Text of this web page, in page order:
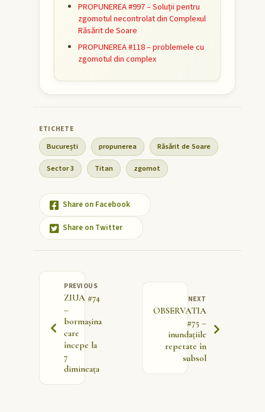
PROPUNEREA #997 – Soluții pentru
zgomotul necontrolat din Complexul
Răsărit de Soare
PROPUNEREA #118 – problemele cu
zgomotul din complex
București propunerea Răsărit de Soare
Sector 3 Titan zgomot
Share on Facebook
Share on Twitter
PREVIOUS
ZIUA #74
–
bormașina
care
începe la
7
dimineața
NEXT
OBSERVATIA
#75 –
inundațiile
repetate în
subsol